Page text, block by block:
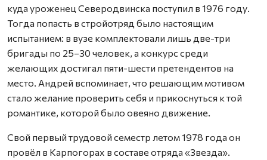
куда уроженец Северодвинска поступил в 1976 году.
Тогда попасть в стройотряд было настоящим
испытанием: в вузе комплектовали лишь две-три
бригады по 25–30 человек, а конкурс среди
желающих достигал пяти-шести претендентов на
место. Андрей вспоминает, что решающим мотивом
стало желание проверить себя и прикоснуться к той
романтике, которой было овеяно движение.
Свой первый трудовой семестр летом 1978 года он
провёл в Карпогорах в составе отряда «Звезда».